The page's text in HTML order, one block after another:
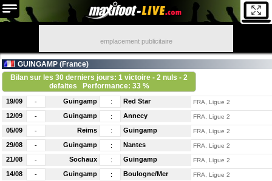
emplacement publicitaire
GUINGAMP (France)
Bilan sur les 30 derniers jours: 1 victoire - 2 nuls - 2
defaites
Performance: 33 %
19/09 - Guingamp : Red Star FRA, Ligue 2
12/09 - Guingamp : Annecy FRA, Ligue 2
05/09 - Reims : Guingamp FRA, Ligue 2
29/08 - Guingamp : Nantes FRA, Ligue 2
21/08 - Sochaux : Guingamp FRA, Ligue 2
14/08 - Guingamp : Boulogne/Mer FRA, Ligue 2